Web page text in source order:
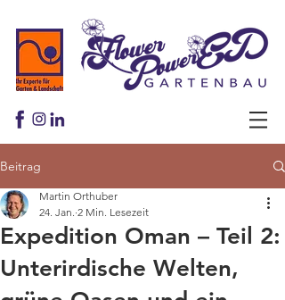
Beitrag
Expedition Oman – Teil 2:
Unterirdische Welten,
Martin Orthuber
24. Jan. 2 Min. Lesezeit